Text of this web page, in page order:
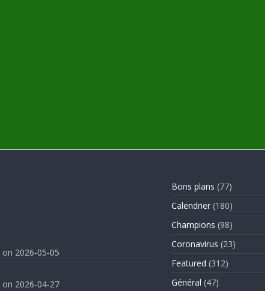
on 2026-05-05
on 2026-04-27
Bons plans (77)
Calendrier (180)
Champions (98)
Coronavirus (23)
Featured (312)
Général (47)